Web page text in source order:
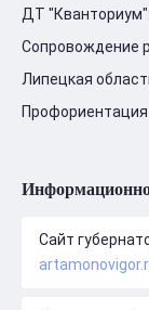
ДТ
Сопровождение
Липецкая
Профориентация
Сайт